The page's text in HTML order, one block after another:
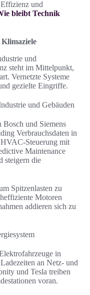
und
bleibt Technik
und
steht im Mittelpunkt,
Vernetzte Systeme
gezielte Eingriffe.
und Gebäuden
Bosch und Siemens
Verbrauchsdaten in
Steuerung mit
Maintenance
steigern die
Spitzenlasten zu
Motoren
addieren sich zu
in
an Netz- und
und Tesla treiben
voran.